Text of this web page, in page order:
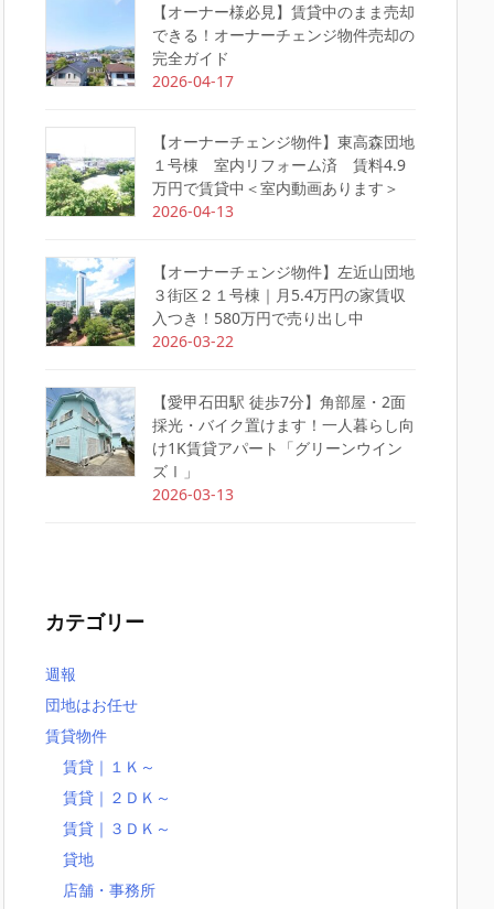
【オーナー様必見】賃貸中のまま売却
できる！オーナーチェンジ物件売却の
完全ガイド
2026-04-17
【オーナーチェンジ物件】東高森団地
１号棟 室内リフォーム済 賃料4.9
万円で賃貸中＜室内動画あります＞
2026-04-13
【オーナーチェンジ物件】左近山団地
３街区２１号棟｜月5.4万円の家賃収
入つき！580万円で売り出し中
2026-03-22
【愛甲石田駅 徒歩7分】角部屋・2面
採光・バイク置けます！一人暮らし向
け1K賃貸アパート「グリーンウイン
ズⅠ」
2026-03-13
カテゴリー
週報
団地はお任せ
賃貸物件
賃貸｜１Ｋ～
賃貸｜２ＤＫ～
賃貸｜３ＤＫ～
貸地
店舗・事務所